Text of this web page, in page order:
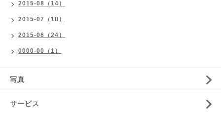
2015-08（14）
2015-07（18）
2015-06（24）
0000-00（1）
写真
サービス